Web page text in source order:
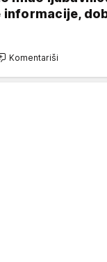
informacije,
Komentariši